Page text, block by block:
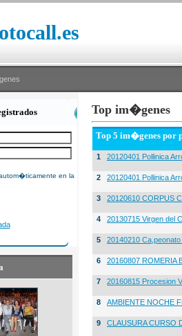
en la
Top im�genes
Top 5 im�genes por
1 20120401 Pollinica
2 20120401 Pollinica
3 20120610 CORPUS
4 20130715 Virgen del
5 20140210
6 20160807 ROMERIA
7 20160815 Procesion
8 AMBIENTE NOCHE
9 CLAUSURA CURSO